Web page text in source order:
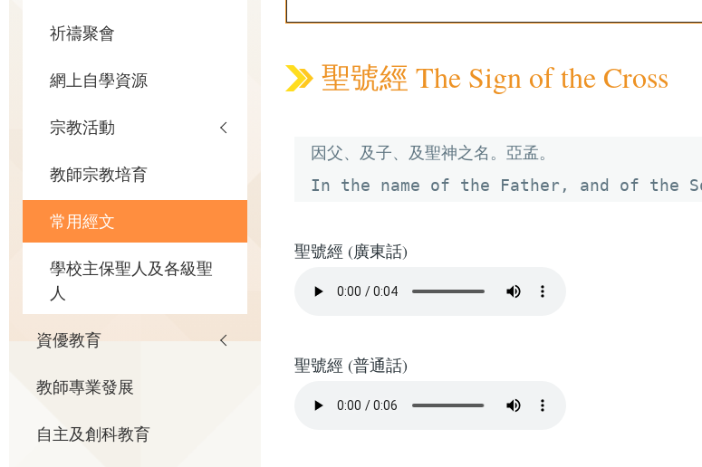
聖號經 The Sign of the Cross
因父、及子、及聖神之名。亞孟。
In the name of the Father, and of the
聖號經 (廣東話)
聖號經 (普通話)
祈禱聚會
網上自學資源
宗教活動
教師宗教培育
常用經文
學校主保聖人及各級聖
人
資優教育
教師專業發展
自主及創科教育